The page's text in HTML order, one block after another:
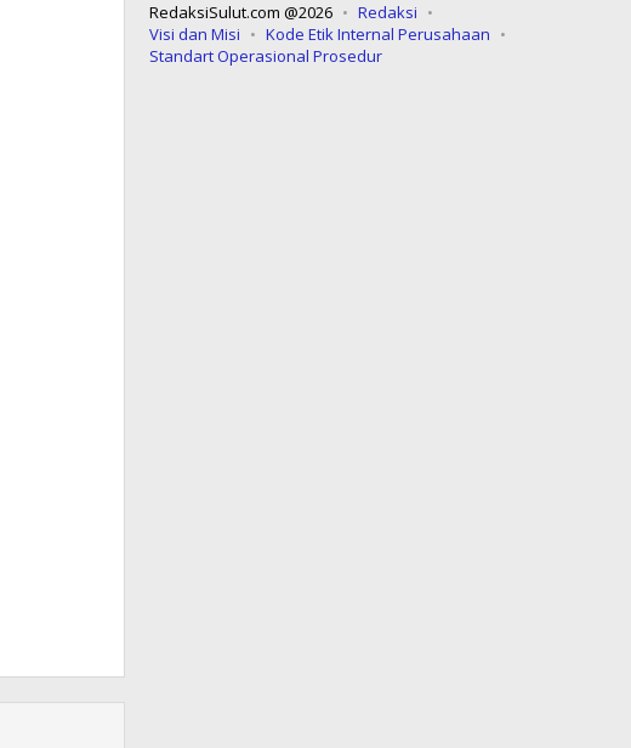
RedaksiSulut.com @2026
Redaksi
Visi dan Misi
Kode Etik Internal Perusahaan
Standart Operasional Prosedur